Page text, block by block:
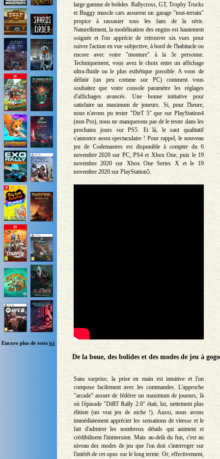
Encore plus de testsici
large gamme de bolides. Rallycross, GT, Trophy Trucks
et Buggy muscle cars assurent un garage "tout-terrain"
propice à rassasier tous les fans de la série.
Naturellement, la modélisation des engins est hautement
soignée et l'on apprécie de retrouver six vues pour
suivre l'action en vue subjective, à bord de l'habitacle ou
encore avec votre "monture" à la 3e personne.
Techniquement, vous avez le choix entre un affichage
ultra-fluide ou le plus esthétique possible. A vous de
définir (un peu comme sur PC) comment vous
souhaitez que votre console paramètre les réglages
d'affichages avancés. Une bonne initiative pour
satisfaire un maximum de joueurs. Si, pour l'heure,
nous n'avons pu tester "DirT 5" que sur PlayStation4
(non Pro), nous ne manquerons pas de le tester dans les
prochains jours sur PS5. Et là, le saut qualitatif
s'annonce assez spectaculaire ! Pour rappel, le nouveau
jeu de Codemasters est disponible à compter du 6
novembre 2020 sur PC, PS4 et Xbox One, puis le 19
novembre 2020 sur Xbox One Series X et le 19
novembre 2020 sur PlayStation5.
De la boue, des bolides et des modes de jeu à gogo
Sans surprise, la prise en main est intuitive et l'on
compose facilement avec les commandes. L'approche
"arcade" assure de fédérer un maximum de joueurs, là
où l'épisode "DiRT Rally 2.0" était, lui, nettement plus
élitiste (un vrai jeu de niche !). Aussi, nous avons
immédiatement apprécier les sensations de vitesse et le
fait d'admirer les nombreux détails qui animent et
crédibilisent l'immersion. Mais au-delà du fun, c'est au
niveau des modes de jeu que l'on doit s'interroger sur
l'intérêt de cet opus sur le long terme. Or, effectivement,